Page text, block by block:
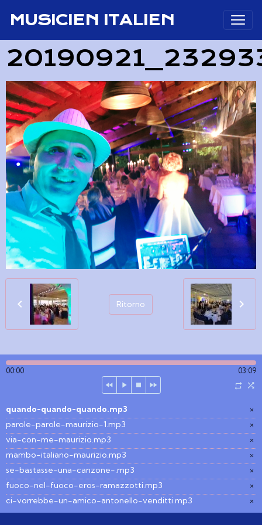
MUSICIEN ITALIEN
Ritorno
00:00 03:09
×
quando-quando-quando.mp3
×
parole-parole-maurizio-1.mp3
×
via-con-me-maurizio.mp3
×
mambo-italiano-maurizio.mp3
×
se-bastasse-una-canzone-.mp3
×
fuoco-nel-fuoco-eros-ramazzotti.mp3
×
ci-vorrebbe-un-amico-antonello-venditti.mp3